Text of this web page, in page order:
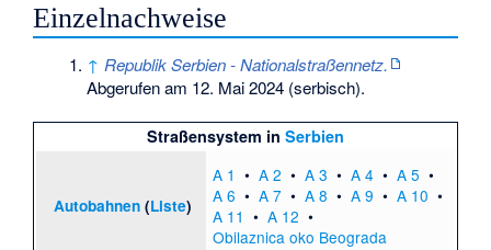
Einzelnachweise
↑ Republik Serbien - Nationalstraßennetz.
Abgerufen am 12. Mai 2024 (serbisch).
Straßensystem in Serbien
Autobahnen(Liste)
A 1 • A 2 • A 3 • A 4• A 5 •
A 6 • A 7• A 8 • A 9 • A 10 •
A 11 • A 12 •
Obilaznica oko Beograda